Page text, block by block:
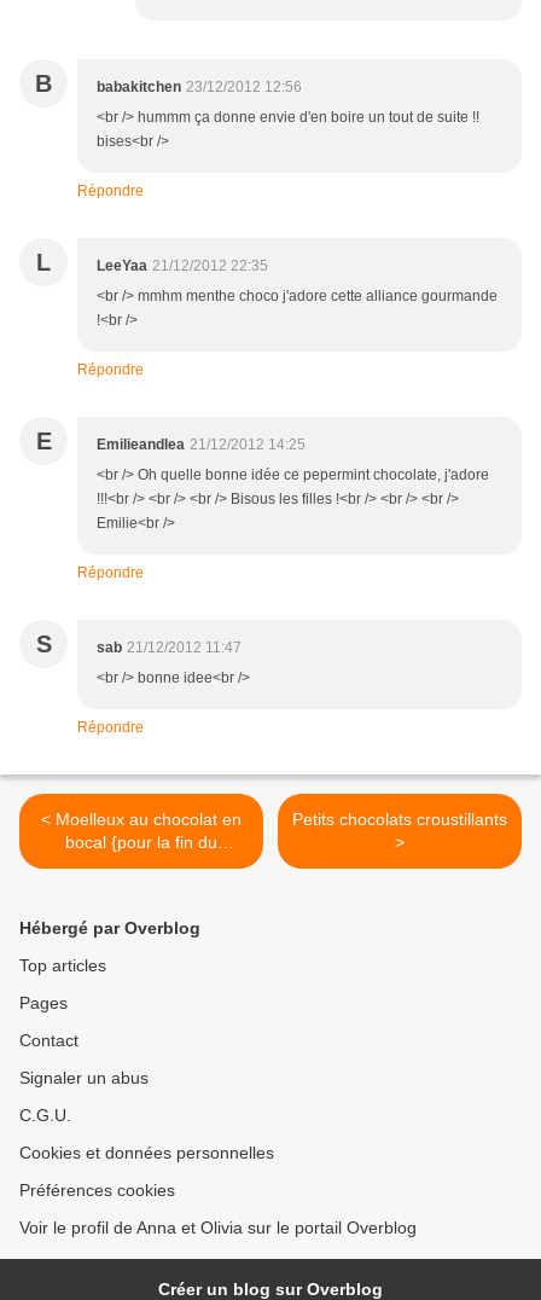
B babakitchen 23/12/2012 12:56
<br /> hummm ça donne envie d'en boire un tout de suite !!
bises<br />
Répondre
L LeeYaa 21/12/2012 22:35
<br /> mmhm menthe choco j'adore cette alliance gourmande
!<br />
Répondre
E Emilieandlea 21/12/2012 14:25
<br /> Oh quelle bonne idée ce pepermint chocolate, j'adore
!!!<br /> <br /> <br /> Bisous les filles !<br /> <br /> <br />
Emilie<br />
Répondre
S sab 21/12/2012 11:47
<br /> bonne idee<br />
Répondre
< Moelleux au chocolat en
bocal {pour la fin du
monde}
Petits chocolats croustillants
>
Hébergé par Overblog
Top articles
Pages
Contact
Signaler un abus
C.G.U.
Cookies et données personnelles
Préférences cookies
Voir le profil de Anna et Olivia sur le portail Overblog
Créer un blog sur Overblog